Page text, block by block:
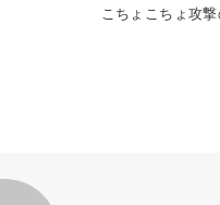
こちょこちょ攻